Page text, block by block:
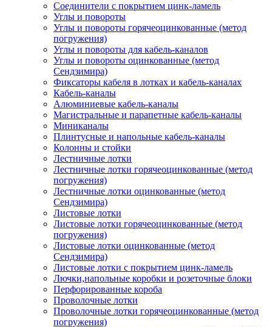
Соединители с покрытием цинк-ламель
Углы и повороты
Углы и повороты горячеоцинкованные (метод
погружения)
Углы и повороты для кабель-каналов
Углы и повороты оцинкованные (метод
Сендзимира)
Фиксаторы кабеля в лотках и кабель-каналах
Кабель-каналы
Алюминиевые кабель-каналы
Магистральные и парапетные кабель-каналы
Миниканалы
Плинтусные и напольные кабель-каналы
Колонны и стойки
Лестничные лотки
Лестничные лотки горячеоцинкованные (метод
погружения)
Лестничные лотки оцинкованные (метод
Сендзимира)
Листовые лотки
Листовые лотки горячеоцинкованные (метод
погружения)
Листовые лотки оцинкованные (метод
Сендзимира)
Листовые лотки с покрытием цинк-ламель
Лючки,напольные коробки и розеточные блоки
Перфорированные короба
Проволочные лотки
Проволочные лотки горячеоцинкованные (метод
погружения)